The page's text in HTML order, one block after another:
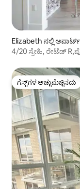
Elizabeth ನಲ್ಲಿ
4/20 ಸ್ನೇಹಿ, ರೇಟೆಡ್
ಗೆಸ್ಟ್‌ಗಳ ಅಚ್ಚುಮೆಚ್ಚಿನದು
ಗೆಸ್ಟ್‌ಗಳ ಅಚ್ಚುಮೆಚ್ಚಿನದು